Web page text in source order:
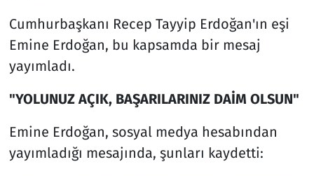
Cumhurbaşkanı Recep Tayyip Erdoğan'ın eşi
Emine Erdoğan, bu kapsamda bir mesaj
yayımladı.
"YOLUNUZ AÇIK, BAŞARILARINIZ DAİM OLSUN"
Emine Erdoğan, sosyal medya hesabından
yayımladığı mesajında, şunları kaydetti: